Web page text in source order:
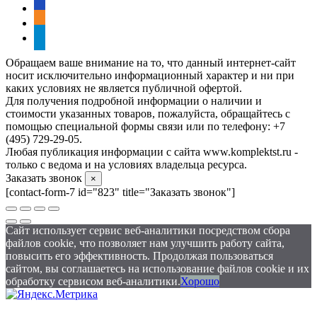
Обращаем ваше внимание на то, что данный интернет-сайт
носит исключительно информационный характер и ни при
каких условиях не является публичной офертой.
Для получения подробной информации о наличии и
стоимости указанных товаров, пожалуйста, обращайтесь с
помощью специальной формы связи или по телефону: +7
(495) 729-29-05.
Любая публикация информации с сайта www.komplektst.ru -
только с ведома и на условиях владельца ресурса.
Заказать звонок
×
[contact-form-7 id="823" title="Заказать звонок"]
Сайт использует сервис веб-аналитики посредством сбора
файлов cookie, что позволяет нам улучшить работу сайта,
повысить его эффективность. Продолжая пользоваться
сайтом, вы соглашаетесь на использование файлов cookie и их
обработку сервисом веб-аналитики.Хорошо